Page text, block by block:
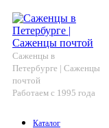
Саженцы в
Петербурге | Саженцы
почтой
Работаем с 1995 года
Каталог